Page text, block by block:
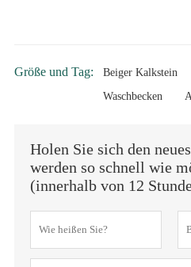
Größe und Tag: Beiger Kalkstein
Waschbecken
Holen Sie sich den
werden so schnell wie
(innerhalb von 12